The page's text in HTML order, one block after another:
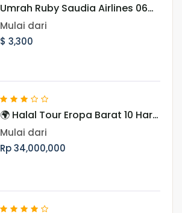
Umrah Ruby Saudia Airlines 06
November 2026
Mulai dari
$ 3,300
🌍 Halal Tour Eropa Barat 10 Hari
Menjelajahi 7 Negara, Ikon Dunia,
dan Pesona Musim Gugur Eropa
Mulai dari
Rp 34,000,000